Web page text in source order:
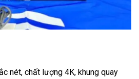
nét, chất lượng 4K, khung quay